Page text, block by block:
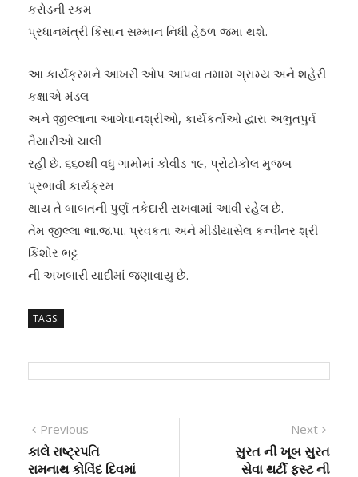
કરોડની રકમ
પ્રધાનમંત્રી કિસાન સમ્માન નિધી હેઠળ જમા થશે.
આ કાર્યક્રમને આખરી ઓ૫ આ૫વા તમામ ગ્રામ્ય અને શહેરી
કક્ષાએ મંડલ
અને જીલ્લાના આગેવાનશ્રીઓ, કાર્યકર્તાઓ દ્વારા અભુતપુર્વ
તૈયારીઓ ચાલી
રહી છે. ૬૬૦થી વધુ ગામોમાં કોવીડ-૧૯, પ્રોટોકોલ મુજબ
પ્રભાવી કાર્યક્રમ
થાય તે બાબતની પુર્ણ તકેદારી રાખવામાં આવી રહેલ છે.
તેમ જીલ્લા ભા.જ.પા. પ્રવકતા અને મીડીયાસેલ કન્વીનર શ્રી
કિશોર ભટ્ટ
ની અખબારી યાદીમાં જણાવાયુ છે.
TAGS:
Post
navigation
Previous
post:
કાલે રાષ્ટ્રપતિ
રામનાથ કોવિંદ દિવમાં
Next
post:
સુરત ની ખૂબ સુરત
સેવા થર્ટી ફસ્ટ ની